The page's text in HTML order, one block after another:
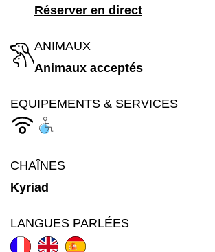
Réserver en direct
ANIMAUX
Animaux acceptés
EQUIPEMENTS & SERVICES
CHAÎNES
Kyriad
LANGUES PARLÉES